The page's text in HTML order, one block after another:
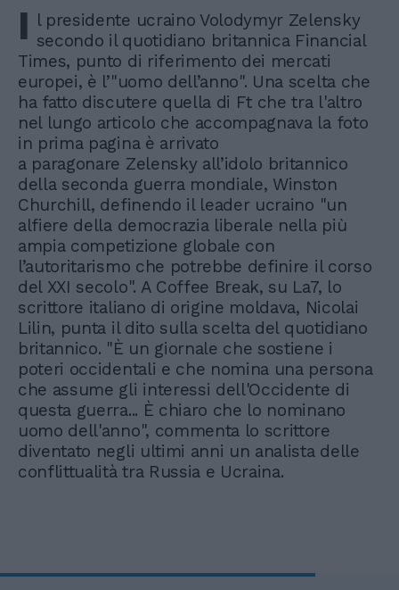
I l presidente ucraino Volodymyr Zelensky
secondo il quotidiano britannica Financial
Times, punto di riferimento dei mercati
europei, è l’"uomo dell’anno". Una scelta che
ha fatto discutere quella di Ft che tra l'altro
nel lungo articolo che accompagnava la foto
in prima pagina è arrivato
a paragonare Zelensky all’idolo britannico
della seconda guerra mondiale, Winston
Churchill, definendo il leader ucraino "un
alfiere della democrazia liberale nella più
ampia competizione globale con
l’autoritarismo che potrebbe definire il corso
del XXI secolo". A Coffee Break, su La7, lo
scrittore italiano di origine moldava, Nicolai
Lilin, punta il dito sulla scelta del quotidiano
britannico. "È un giornale che sostiene i
poteri occidentali e che nomina una persona
che assume gli interessi dell'Occidente di
questa guerra... È chiaro che lo nominano
uomo dell'anno", commenta lo scrittore
diventato negli ultimi anni un analista delle
conflittualità tra Russia e Ucraina.